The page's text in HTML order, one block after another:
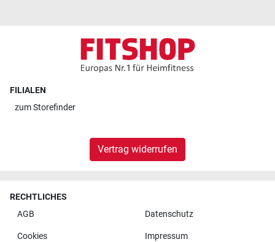
FILIALEN
zumStorefinder
Vertrag widerrufen
RECHTLICHES
AGB
Datenschutz
Cookies Impressum